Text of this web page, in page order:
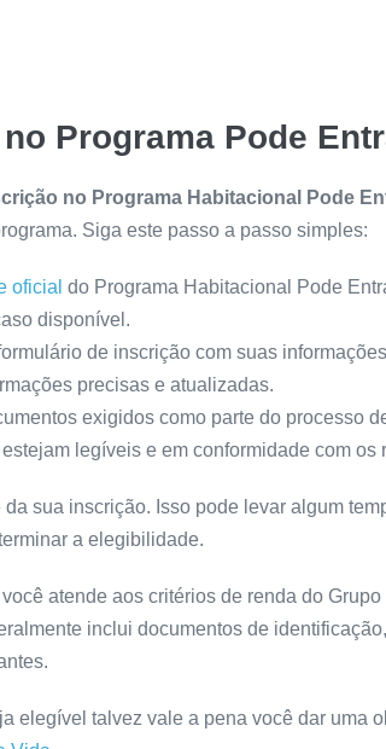
Programa Pode
no Programa Habitacional Pode
Siga este passo a passo simples:
oficial do Programa Habitacional Pode
disponível.
de inscrição com suas
precisas e atualizadas.
exigidos como parte do processo
legíveis e em conformidade com os
sua inscrição. Isso pode levar algum
a elegibilidade.
atende aos critérios de renda do
inclui documentos de
elegível talvez vale a pena você dar uma